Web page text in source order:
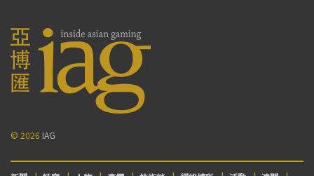
© 2026 IAG